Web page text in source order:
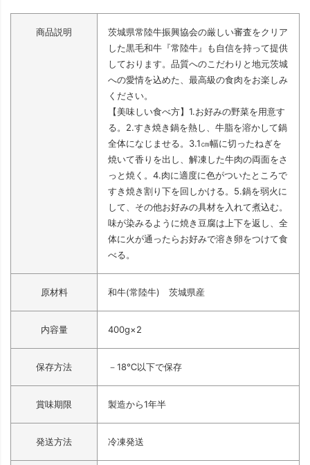
商品説明
茨城県常陸牛振興協会の厳しい審査をクリア
した黒毛和牛『常陸牛』も自信を持って提供
しております。品質へのこだわりと地元茨城
への愛情を込めた、最高級の食肉をお楽しみ
ください。
【美味しい食べ方】1.お好みの野菜を用意す
る。2.すき焼き鍋を熱し、牛脂を溶かして鍋
全体になじませる。3.1㎝幅に切ったねぎを
焼いて香りを出し、解凍した牛肉の両面をさ
っと焼く。4.肉に適度に色がついたところで
すき焼き割り下を回しかける。5.鍋を弱火に
して、その他お好みの具材を入れて煮込む。
味が染みるように焼き豆腐は上下を返し、全
体に火が通ったらお好みで溶き卵をつけて食
べる。
原材料 和牛(常陸牛) 茨城県産
内容量 400g×2
保存方法 －18℃以下で保存
賞味期限 製造から1年半
発送方法 冷凍発送